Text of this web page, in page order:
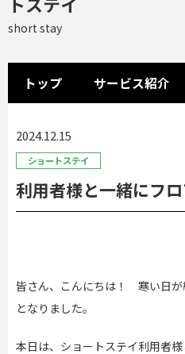
short stay
トップ サービス紹介
2024.12.15
ショートステイ
利用者様と一緒にフ
皆さん、こんにちは！ 寒い日が
となりました。
本日は、ショートステイ利用者